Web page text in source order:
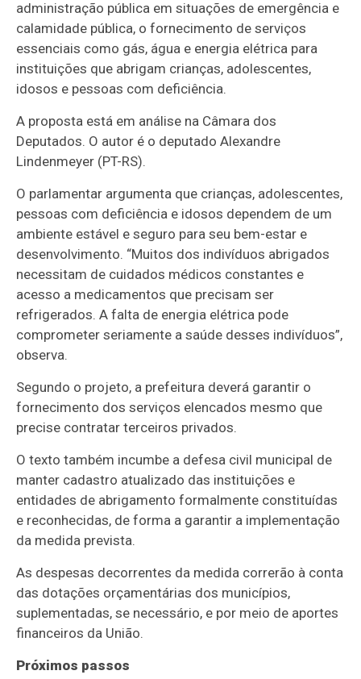
administração pública em situações de emergência e
calamidade pública, o fornecimento de serviços
essenciais como gás, água e energia elétrica para
instituições que abrigam crianças, adolescentes,
idosos e pessoas com deficiência.
A proposta está em análise na Câmara dos
Deputados. O autor é o deputado Alexandre
Lindenmeyer (PT-RS).
O parlamentar argumenta que crianças, adolescentes,
pessoas com deficiência e idosos dependem de um
ambiente estável e seguro para seu bem-estar e
desenvolvimento. “Muitos dos indivíduos abrigados
necessitam de cuidados médicos constantes e
acesso a medicamentos que precisam ser
refrigerados. A falta de energia elétrica pode
comprometer seriamente a saúde desses indivíduos”,
observa.
Segundo o projeto, a prefeitura deverá garantir o
fornecimento dos serviços elencados mesmo que
precise contratar terceiros privados.
O texto também incumbe a defesa civil municipal de
manter cadastro atualizado das instituições e
entidades de abrigamento formalmente constituídas
e reconhecidas, de forma a garantir a implementação
da medida prevista.
As despesas decorrentes da medida correrão à conta
das dotações orçamentárias dos municípios,
suplementadas, se necessário, e por meio de aportes
financeiros da União.
Próximos passos